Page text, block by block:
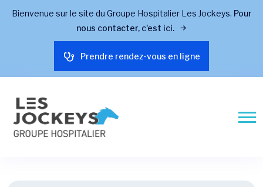
Bienvenue sur le site du Groupe Hospitalier Les Jockeys. Pour
nous contacter, c'est ici.
Prendre rendez-vous en ligne